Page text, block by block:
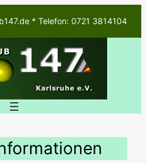
* Telefon: 0721 3814104